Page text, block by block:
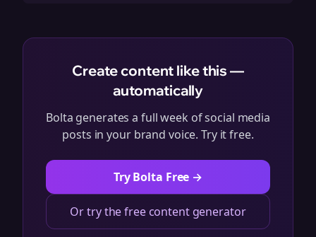
Create content like this —
automatically
Bolta generates a full week of social media
posts in your brand voice. Try it free.
Try Bolta Free →
Or try the free content generator